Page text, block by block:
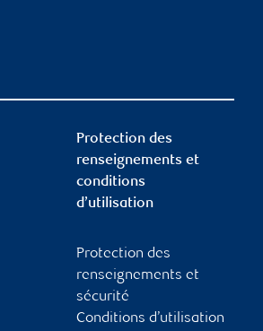
Protection des
renseignements et
conditions
d’utilisation
Protection des
renseignements et
sécurité
Conditions d’utilisation